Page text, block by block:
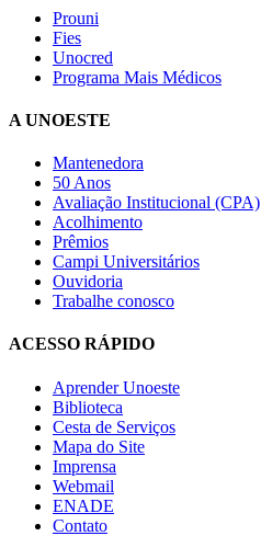
Prouni
Fies
Unocred
Programa Mais Médicos
A UNOESTE
Mantenedora
50 Anos
Avaliação Institucional (CPA)
Acolhimento
Prêmios
Campi Universitários
Ouvidoria
Trabalhe conosco
ACESSO RÁPIDO
Aprender Unoeste
Biblioteca
Cesta de Serviços
Mapa do Site
Imprensa
Webmail
ENADE
Contato